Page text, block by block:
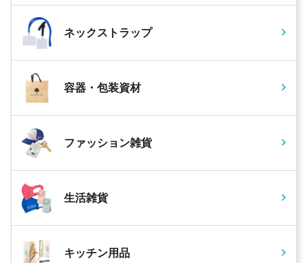
ネックストラップ
容器・包装資材
ファッション雑貨
生活雑貨
キッチン用品